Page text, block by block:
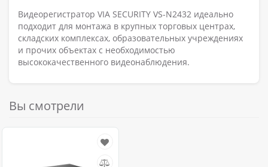
Видеорегистратор VIA SECURITY VS-N2432 идеально
подходит для монтажа в крупных торговых центрах,
складских комплексах, образовательных учреждениях
и прочих объектах с необходимостью
высококачественного видеонаблюдения.
Вы смотрели